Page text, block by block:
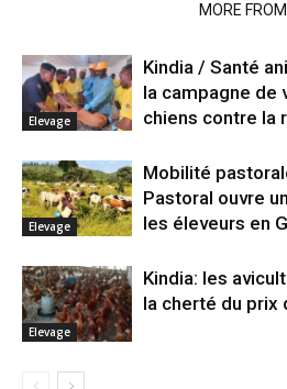
MORE
Elevage
Kindia / Santé
la campagne de
chiens contre la
Elevage
Mobilité
Pastoral ouvre
les éleveurs en
Elevage
Kindia: les
la cherté du prix